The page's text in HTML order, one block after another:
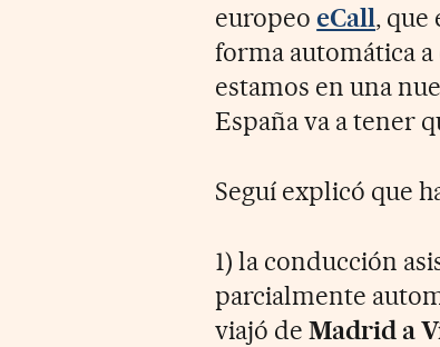
europeoeCall, que
forma automática
estamos en una
España va a tener
Seguí explicó que
1) la conducción
parcialmente
viajó deMadrid a